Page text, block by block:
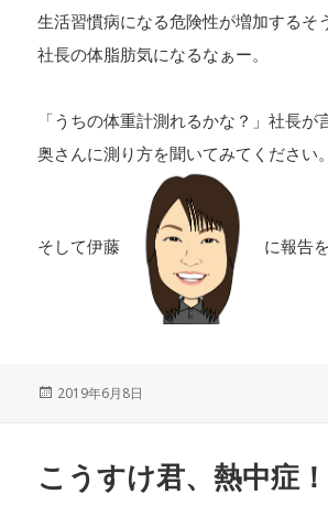
生活習慣病になる危険性が増加するそ
社長の体脂肪気になるなぁー。
「うちの体重計測れるかな？」社長が
奥さんに測り方を聞いてみてください。
そして伊藤 に報告
投
2019年6月8日
こうすけ君、熱中症！